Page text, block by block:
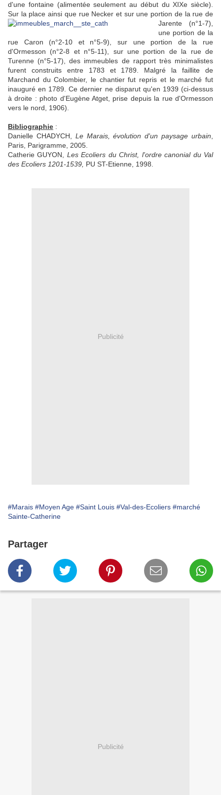
d'une fontaine (alimentée seulement au début du XIXe siècle).
Sur la place ainsi que rue Necker et sur une portion de la rue de
Jarente (n°1-7),
une portion de la
rue Caron (n°2-10 et n°5-9), sur une portion de la rue
d'Ormesson (n°2-8 et n°5-11), sur une portion de la rue de
Turenne (n°5-17), des immeubles de rapport très minimalistes
furent construits entre 1783 et 1789. Malgré la faillite de
Marchand du Colombier, le chantier fut repris et le marché fut
inauguré en 1789. Ce dernier ne disparut qu'en 1939 (ci-dessus
à droite : photo d'Eugène Atget, prise depuis la rue d'Ormesson
vers le nord, 1906).
Bibliographie :
Danielle CHADYCH, Le Marais, évolution d'un paysage urbain
Paris, Parigramme, 2005.
Catherie GUYON, Les Ecoliers du Christ, l'ordre canonial du Val
des Ecoliers 1201-1539, PU ST-Etienne, 1998.
Publicité
#Marais #Moyen Age #Saint Louis #Val-des-Ecoliers #marché
Sainte-Catherine
Partager
Publicité